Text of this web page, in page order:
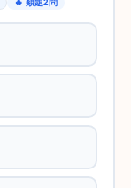
🔥 類題2問